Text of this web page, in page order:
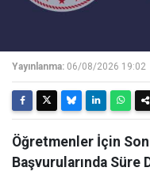
Yayınlanma: 06/08/2026 19:02
Öğretmenler İçin Son
Başvurularında Süre